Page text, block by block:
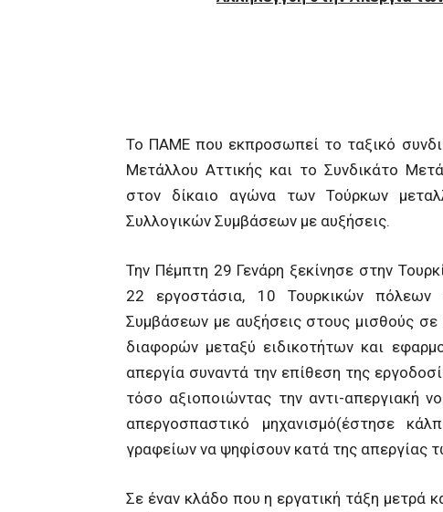
Το ΠΑΜΕ που εκπροσωπεί το ταξικό
Μετάλλου Αττικής και το Συνδικάτο
στον δίκαιο αγώνα των Τούρκων
Συλλογικών Συμβάσεων με αυξήσεις.
Την Πέμπτη 29 Γενάρη ξεκίνησε στην
22 εργοστάσια, 10 Τουρκικών πόλεων
Συμβάσεων με αυξήσεις στους μισθούς
διαφορών μεταξύ ειδικοτήτων και
απεργία συναντά την επίθεση της
τόσο αξιοποιώντας την αντι-απεργιακή
απεργοσπαστικό μηχανισμό(έστησε
γραφείων να ψηφίσουν κατά της απεργίας
Σε έναν κλάδο που η εργατική τάξη μετρά